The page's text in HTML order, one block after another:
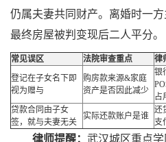
仍属夫妻共同财产。离婚时一方
最终房屋被判变现后二人平分。
常见误区 法院审查重点 律
登记在子女名下即
视为赠与
购房款来源&家庭
资产是否因此减少
银
占
贷款合同由子女
签，就与夫妻无关
实际还款账户是谁
还
支
律师提醒： 武汉城区重点